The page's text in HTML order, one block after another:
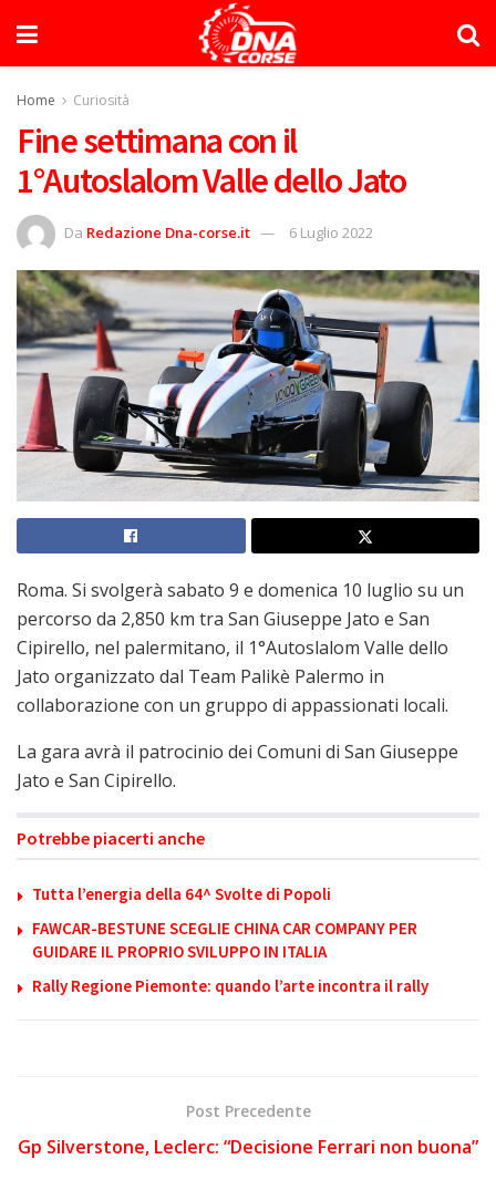
Home Curiosità
Fine settimana con il
1°Autoslalom Valle dello Jato
Da Redazione Dna-corse.it 6 Luglio 2022
Roma. Si svolgerà sabato 9 e domenica 10 luglio su un
percorso da 2,850 km tra San Giuseppe Jato e San
Cipirello, nel palermitano, il 1°Autoslalom Valle dello
Jato organizzato dal Team Palikè Palermo in
collaborazione con un gruppo di appassionati locali.
La gara avrà il patrocinio dei Comuni di San Giuseppe
Jato e San Cipirello.
Potrebbe piacerti anche
Tutta l’energia della 64^ Svolte di Popoli
FAWCAR-BESTUNE SCEGLIE CHINA CAR COMPANY PER
GUIDARE IL PROPRIO SVILUPPO IN ITALIA
Rally Regione Piemonte: quando l’arte incontra il rally
Post Precedente
Gp Silverstone, Leclerc: “Decisione Ferrari non buona”